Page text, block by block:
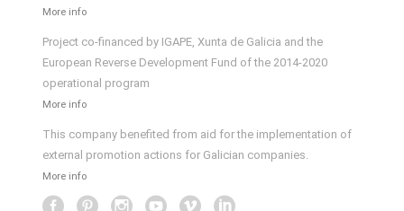
More info
Project co-financed by IGAPE, Xunta de Galicia and the
European Reverse Development Fund of the 2014-2020
operational program
More info
This company benefited from aid for the implementation of
external promotion actions for Galician companies.
More info